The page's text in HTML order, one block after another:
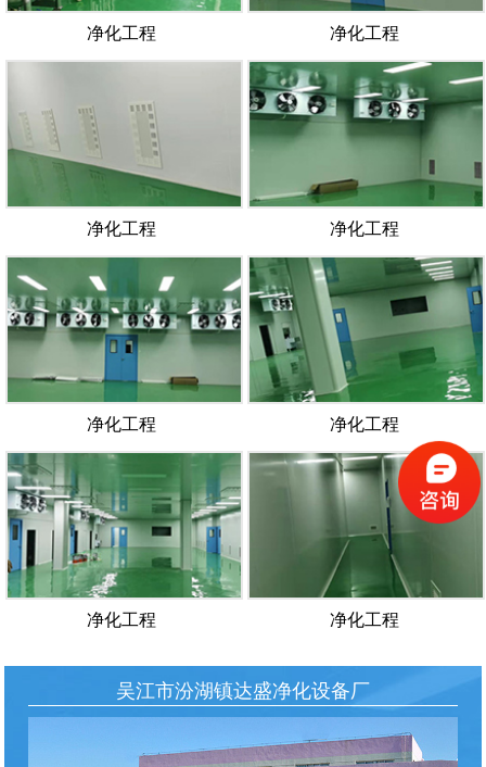
净化工程 净化工程
净化工程 净化工程
净化工程 净化工程
净化工程 净化工程
吴江市汾湖镇达盛净化设备厂